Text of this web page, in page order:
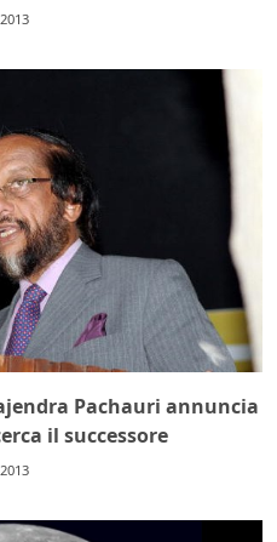
Pachauri annuncia
il successore